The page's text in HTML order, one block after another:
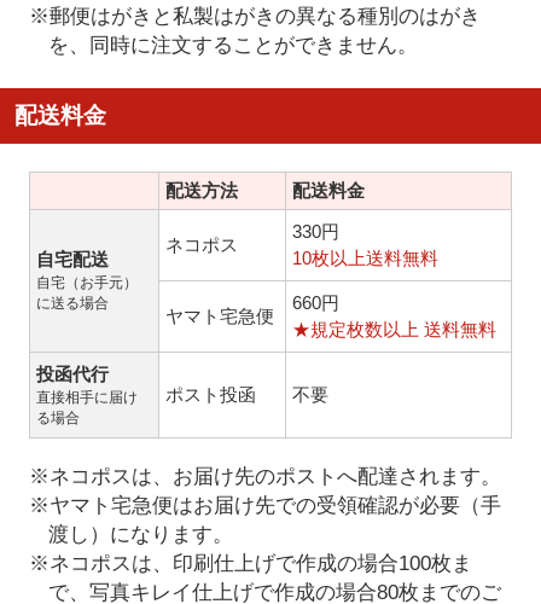
※郵便はがきと私製はがきの異なる種別のはがき
を、同時に注文することができません。
配送料金
配送方法 配送料金
自宅配送
自宅（お手元）
に送る場合
ネコポス
330円
10枚以上送料無料
ヤマト宅急便
660円
★規定枚数以上 送料無料
投函代行
直接相手に届け
る場合
ポスト投函 不要
※ネコポスは、お届け先のポストへ配達されます。
※ヤマト宅急便はお届け先での受領確認が必要（手
渡し）になります。
※ネコポスは、印刷仕上げで作成の場合100枚ま
で、写真キレイ仕上げで作成の場合80枚までのご